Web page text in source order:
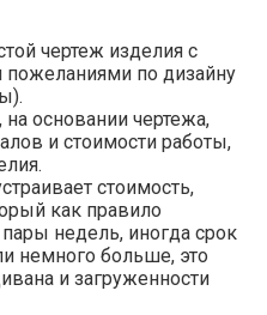
чертеж изделия с
пожеланиями по дизайну
основании чертежа,
и стоимости работы,
стоимость,
как правило
недель, иногда срок
немного больше, это
и загруженности